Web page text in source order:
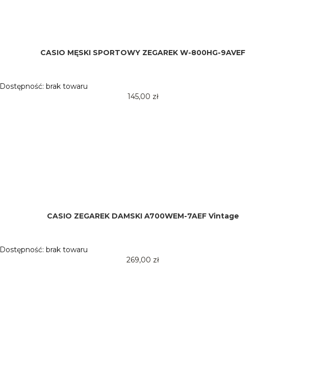
CASIO MĘSKI SPORTOWY ZEGAREK W-800HG-9AVEF
Dostępność: brak towaru
145,00 zł
CASIO ZEGAREK DAMSKI A700WEM-7AEF Vintage
Dostępność: brak towaru
269,00 zł